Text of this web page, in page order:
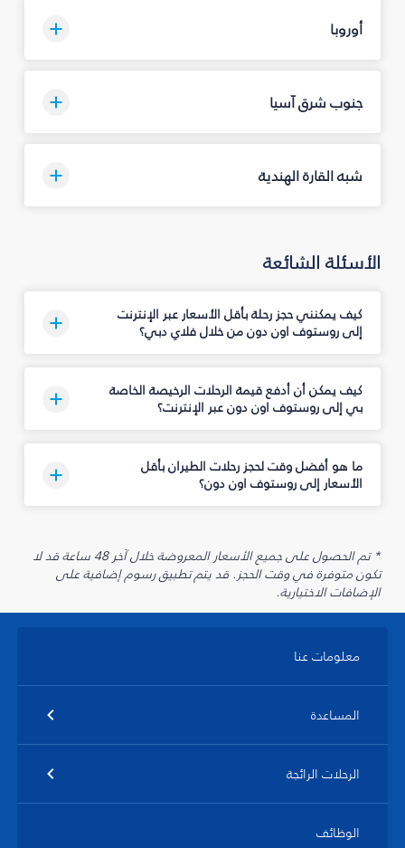
أوروبا
جنوب شرق آسيا
شبه القارة الهندية
الأسئلة الشائعة
كيف يمكنني حجز رحلة بأقل الأسعار عبر الإنترنت
إلى روستوف اون دون من خلال فلاي دبي؟
كيف يمكن أن أدفع قيمة الرحلات الرخيصة الخاصة
بي إلى روستوف اون دون عبر الإنترنت؟
ما هو أفضل وقت لحجز رحلات الطيران بأقل
الأسعار إلى روستوف اون دون؟
* تم الحصول على جميع الأسعار المعروضة خلال آخر 48 ساعة قد لا
تكون متوفرة في وقت الحجز. قد يتم تطبيق رسوم إضافية على
الإضافات الاختيارية.
معلومات عنا
المساعدة
الرحلات الرائجة
الوظائف